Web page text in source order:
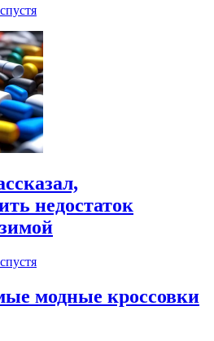
недостаток
модные кроссовки